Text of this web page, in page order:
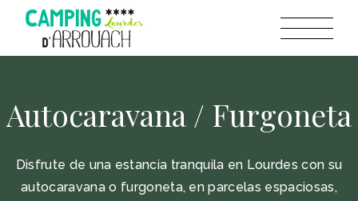
Autocaravana / Furgoneta
Disfrute de una estancia tranquila en Lourdes con su
autocaravana o furgoneta, en parcelas espaciosas,